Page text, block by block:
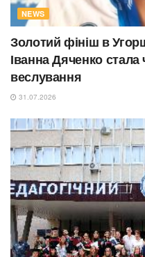
NEWS
Золотий фініш в
Іванна Дяченко
веслування
31.07.2026